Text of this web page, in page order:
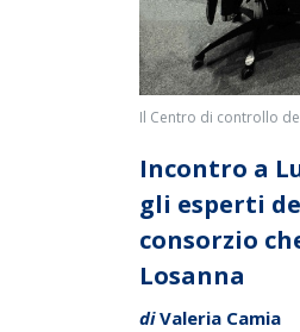
Il Centro di controllo
Incontro a
gli esperti
consorzio
Losanna
diValeria Camia